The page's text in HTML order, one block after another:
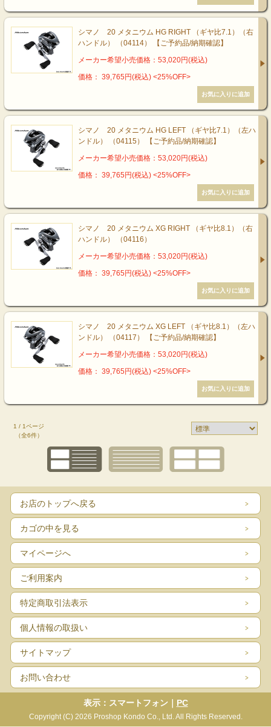
シマノ 20 メタニウム HG RIGHT （ギヤ比7.1）（右
ハンドル） （04114） 【ご予約品/納期確認】
メーカー希望小売価格：53,020円(税込)
価格： 39,765円(税込) <25%OFF>
シマノ 20 メタニウム HG LEFT （ギヤ比7.1）（左ハ
ンドル） （04115） 【ご予約品/納期確認】
メーカー希望小売価格：53,020円(税込)
価格： 39,765円(税込) <25%OFF>
シマノ 20 メタニウム XG RIGHT （ギヤ比8.1）（右
ハンドル） （04116）
メーカー希望小売価格：53,020円(税込)
価格： 39,765円(税込) <25%OFF>
シマノ 20 メタニウム XG LEFT （ギヤ比8.1）（左ハ
ンドル） （04117） 【ご予約品/納期確認】
メーカー希望小売価格：53,020円(税込)
価格： 39,765円(税込) <25%OFF>
1 / 1ページ
（全6件）
お店のトップへ戻る
カゴの中を見る
マイページへ
ご利用案内
特定商取引法表示
個人情報の取扱い
サイトマップ
お問い合わせ
表示：スマートフォン｜ PC
Copyright (C) 2026 Proshop Kondo Co., Ltd. All Rights Reserved.